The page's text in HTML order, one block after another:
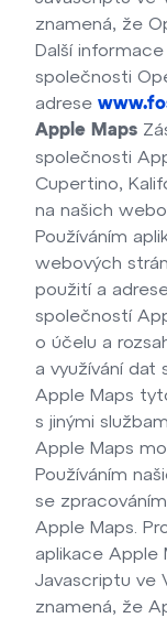
znamená, že
Další
společnosti
adrese
Apple Maps
společnosti
Cupertino,
na našich
Používáním
webových
použití a
společností
o účelu a
a využívání dat
Apple Maps
s jinými
Apple Maps
Používáním
se
Apple Maps.
aplikace Apple
Javascriptu ve
znamená, že